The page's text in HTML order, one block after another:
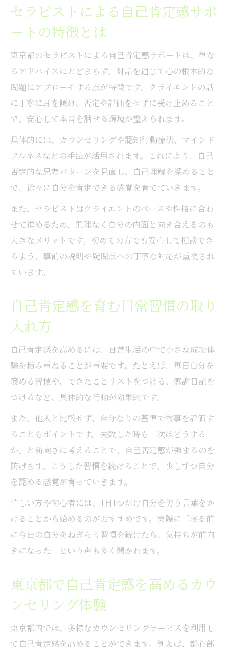
東京都で見つける心癒しの方法
東京都で自己肯定感を育むカウンセリング
自己肯定感を高めるセラピーの選び方
HSPに寄り添うおすすめの心癒しサポート
自己肯定感向上に役立つ無料相談の活用法
カウンセリング体験で得られる心の変化
HSP女性の自己肯定感向上に必要な支援
東京都のHSPカウンセリングおすすめ活用
法
自己肯定感を守る安心できる環境の大切さ
セラピストがHSP女性へ提供するサポート
事例
無料カウンセリングがHSP女性に与える効
自己肯定感が変わると生活がどう変化する
か
東京都でできる自己肯定感の習慣作り
HSP女性が実感する日常の自己肯定感効果
セラピストによる自己肯定感サポ
ートの特徴とは
東京都のセラピストによる自己肯定感サポートは、単な
るアドバイスにとどまらず、対話を通じて心の根本的な
問題にアプローチする点が特徴です。クライエントの話
に丁寧に耳を傾け、否定や評価をせずに受け止めること
で、安心して本音を話せる環境が整えられます。
具体的には、カウンセリングや認知行動療法、マインド
フルネスなどの手法が活用されます。これにより、自己
否定的な思考パターンを見直し、自己理解を深めること
で、徐々に自分を肯定できる感覚を育てていきます。
また、セラピストはクライエントのペースや性格に合わ
せて進めるため、無理なく自分の内面と向き合えるのも
大きなメリットです。初めての方でも安心して相談でき
るよう、事前の説明や疑問点への丁寧な対応が重視され
ています。
自己肯定感を育む日常習慣の取り
入れ方
自己肯定感を高めるには、日常生活の中で小さな成功体
験を積み重ねることが重要です。たとえば、毎日自分を
褒める習慣や、できたことリストをつける、感謝日記を
つけるなど、具体的な行動が効果的です。
また、他人と比較せず、自分なりの基準で物事を評価す
ることもポイントです。失敗した時も「次はどうする
か」と前向きに考えることで、自己否定感が強まるのを
防げます。こうした習慣を続けることで、少しずつ自分
を認める感覚が育っていきます。
忙しい方や初心者には、1日1つだけ自分を労う言葉をか
けることから始めるのがおすすめです。実際に「寝る前
に今日の自分をねぎらう習慣を続けたら、気持ちが前向
きになった」という声も多く聞かれます。
東京都で自己肯定感を高めるカウ
ンセリング体験
東京都内では、多様なカウンセリングサービスを利用し
て自己肯定感を高めることができます。例えば、都心部